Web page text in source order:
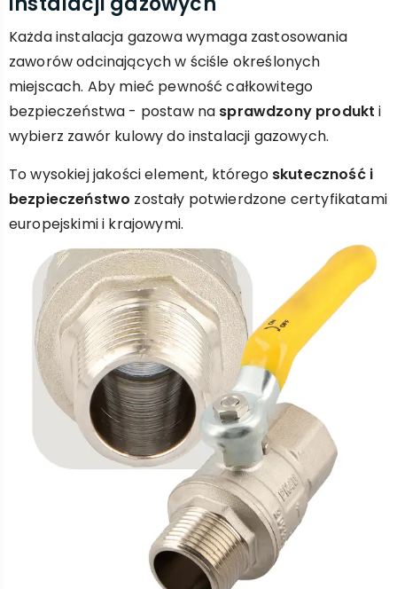
Każda instalacja gazowa wymaga zastosowania
zaworów odcinających w ściśle określonych
miejscach. Aby mieć pewność całkowitego
bezpieczeństwa - postaw na sprawdzony produkt i
wybierz zawór kulowy do instalacji gazowych.
To wysokiej jakości element, którego skuteczność i
bezpieczeństwo zostały potwierdzone certyfikatami
europejskimi i krajowymi.